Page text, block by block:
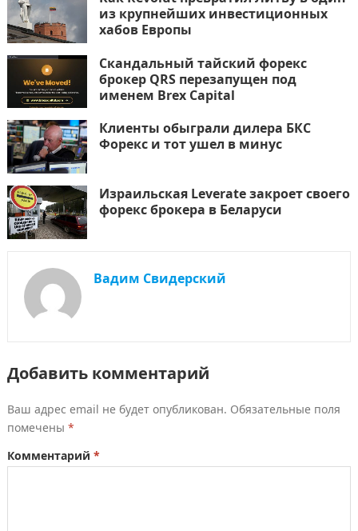
из крупнейших инвестиционных
хабов Европы
Скандальный тайский форекс
брокер QRS перезапущен под
именем Brex Capital
Клиенты обыграли дилера БКС
Форекс и тот ушел в минус
Израильская Leverate закроет своего
форекс брокера в Беларуси
Вадим Свидерский
Добавить комментарий
Ваш адрес email не будет опубликован. Обязательные поля
помечены *
Комментарий *